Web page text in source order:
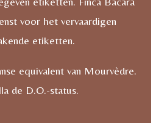
voor het vervaardigen
etiketten.
equivalent van Mourvèdre.
de D.O.-status.